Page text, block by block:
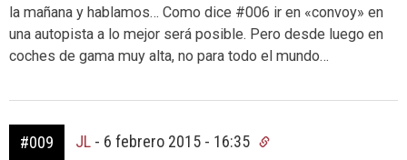
la mañana y hablamos… Como dice #006 ir en «convoy» en
una autopista a lo mejor será posible. Pero desde luego en
coches de gama muy alta, no para todo el mundo…
#009 JL - 6 febrero 2015 - 16:35